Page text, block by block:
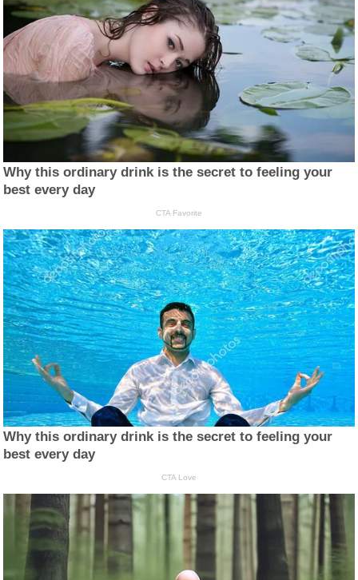
Why this ordinary drink is the secret to feeling your
best every day
CTA Favorite
Why this ordinary drink is the secret to feeling your
best every day
CTA Love